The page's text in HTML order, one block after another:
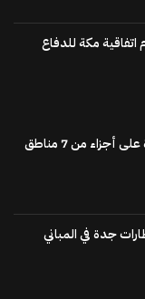
مكة للدفاع
من 7 مناطق
جدة في المباني